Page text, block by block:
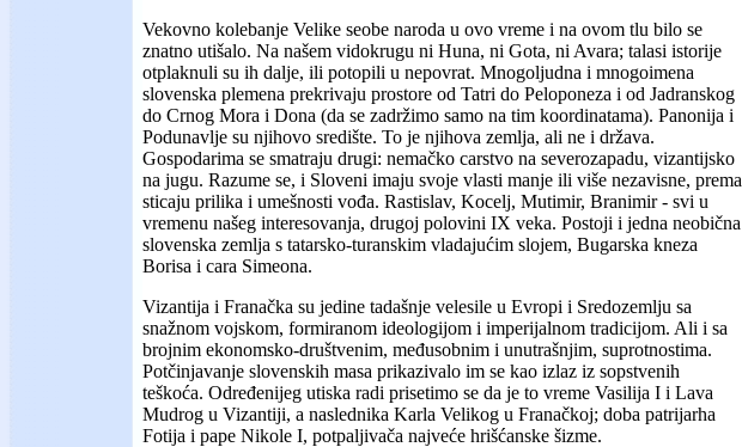
Vekovno kolebanje Velike seobe naroda u ovo vreme i na ovom tlu bilo se
znatno utišalo. Na našem vidokrugu ni Huna, ni Gota, ni Avara; talasi istorije
otplaknuli su ih dalje, ili potopili u nepovrat. Mnogoljudna i mnogoimena
slovenska plemena prekrivaju prostore od Tatri do Peloponeza i od Jadranskog
do Crnog Mora i Dona (da se zadržimo samo na tim koordinatama). Panonija i
Podunavlje su njihovo središte. To je njihova zemlja, ali ne i država.
Gospodarima se smatraju drugi: nemačko carstvo na severozapadu, vizantijsko
na jugu. Razume se, i Sloveni imaju svoje vlasti manje ili više nezavisne, prema
sticaju prilika i umešnosti vođa. Rastislav, Kocelj, Mutimir, Branimir - svi u
vremenu našeg interesovanja, drugoj polovini IX veka. Postoji i jedna neobična
slovenska zemlja s tatarsko-turanskim vladajućim slojem, Bugarska kneza
Borisa i cara Simeona.
Vizantija i Franačka su jedine tadašnje velesile u Evropi i Sredozemlju sa
snažnom vojskom, formiranom ideologijom i imperijalnom tradicijom. Ali i sa
brojnim ekonomsko-društvenim, međusobnim i unutrašnjim, suprotnostima.
Potčinjavanje slovenskih masa prikazivalo im se kao izlaz iz sopstvenih
teškoća. Određenijeg utiska radi prisetimo se da je to vreme Vasilija I i Lava
Mudrog u Vizantiji, a naslednika Karla Velikog u Franačkoj; doba patrijarha
Fotija i pape Nikole I, potpaljivača najveće hrišćanske šizme.